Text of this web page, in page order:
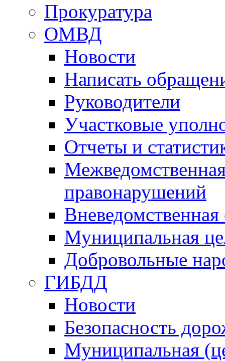
Прокуратура
ОМВД
Новости
Написать
Руководители
Участковые
Отчеты и
правонарушений
Вневедомственная
Муниципальная
Добровольные
ГИБДД
Новости
Безопасность
Муниципальная